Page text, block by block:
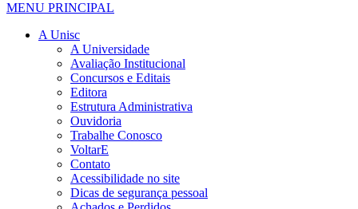
MENU PRINCIPAL
A Unisc
A Universidade
Avaliação Institucional
Concursos e Editais
Editora
Estrutura Administrativa
Ouvidoria
Trabalhe Conosco
VoltarE
Contato
Acessibilidade no site
Dicas de segurança pessoal